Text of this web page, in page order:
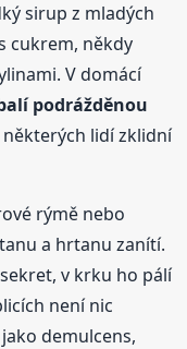
sirup z mladých
cukrem, někdy
V domácí
podrážděnou
lidí zklidní
rýmě nebo
a hrtanu zanítí.
v krku ho pálí
není nic
demulcens,